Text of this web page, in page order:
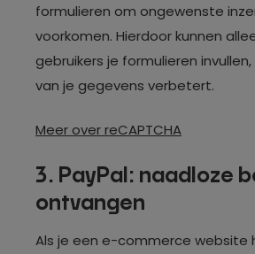
formulieren om ongewenste
voorkomen. Hierdoor kunnen
gebruikers je formulieren
van je gegevens verbetert.
Meer over reCAPTCHA
3. PayPal: naadloze
ontvangen
Als je een e-commerce website